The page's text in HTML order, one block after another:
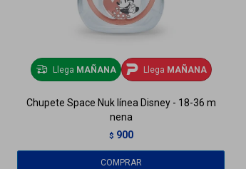
Llega MAÑANA Llega MAÑANA
Chupete Space Nuk línea Disney - 18-36 m
nena
$ 900